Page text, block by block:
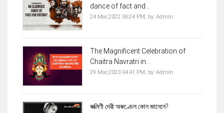
dance of fact and...
24 Mar,2022 06:24 PM, by: Admin
The Magnificent Celebration of
Chaitra Navratri in...
29 Mar,2023 04:41 PM, by: Admin
ৰুক্মিণী দেৱী অৰুণ্ডেল কোন জানেনে?